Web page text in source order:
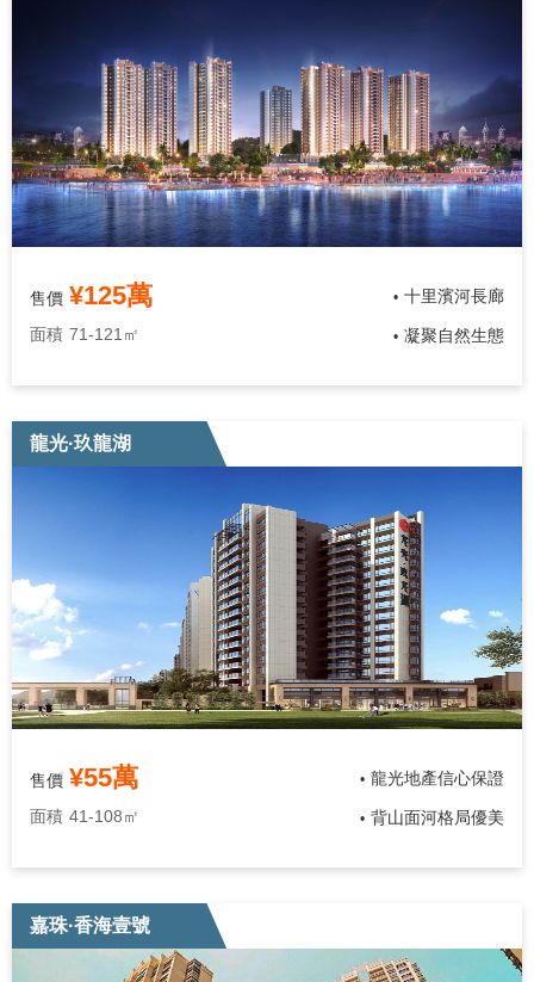
售價 ¥125萬
面積 71-121㎡
• 十里濱河長廊
• 凝聚自然生態
龍光·玖龍湖
售價 ¥55萬
面積 41-108㎡
• 龍光地產信心保證
• 背山面河格局優美
嘉珠·香海壹號